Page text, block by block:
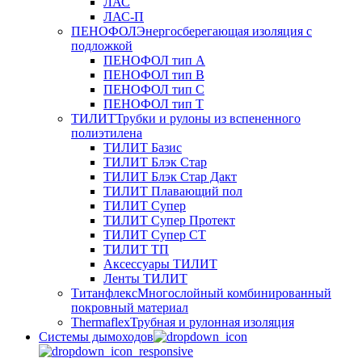
ЛАС-П
ПЕНОФОЛЭнергосберегающая изоляция с
подложкой
ПЕНОФОЛ тип А
ПЕНОФОЛ тип B
ПЕНОФОЛ тип C
ПЕНОФОЛ тип T
ТИЛИТТрубки и рулоны из вспененного
полиэтилена
ТИЛИТ Базис
ТИЛИТ Блэк Стар
ТИЛИТ Блэк Стар Дакт
ТИЛИТ Плавающий пол
ТИЛИТ Супер
ТИЛИТ Супер Протект
ТИЛИТ Супер СТ
ТИЛИТ ТП
Аксессуары ТИЛИТ
Ленты ТИЛИТ
ТитанфлексМногослойный комбинированный
покровный материал
ThermaflexТрубная и рулонная изоляция
Cистемы дымоходов